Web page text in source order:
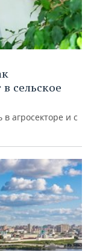
сельское
агросекторе и с